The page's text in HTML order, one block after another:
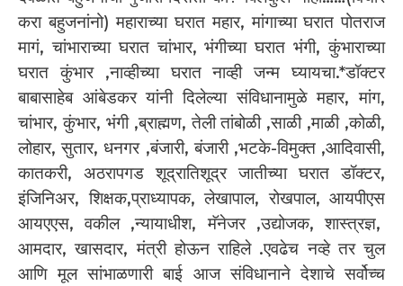
करा बहुजनांनो) महाराच्या घरात महार, मांगाच्या घरात पोतराज
मागं, चांभाराच्या घरात चांभार, भंगीच्या घरात भंगी, कुंभाराच्या
घरात कुंभार ,नाव्हीच्या घरात नाव्ही जन्म घ्यायचा.*डॉक्टर
बाबासाहेब आंबेडकर यांनी दिलेल्या संविधानामुळे महार, मांग,
चांभार, कुंभार, भंगी ,ब्राह्मण, तेली तांबोळी ,साळी ,माळी ,कोळी,
लोहार, सुतार, धनगर ,बंजारी, बंजारी ,भटके-विमुक्त ,आदिवासी,
कातकरी, अठरापगड शूद्रातिशूद्र जातीच्या घरात डॉक्टर,
इंजिनिअर, शिक्षक,प्राध्यापक, लेखापाल, रोखपाल, आयपीएस
आयएएस, वकील ,न्यायाधीश, मॅनेजर ,उद्योजक, शास्त्रज्ञ,
आमदार, खासदार, मंत्री होऊन राहिले .एवढेच नव्हे तर चुल
आणि मूल सांभाळणारी बाई आज संविधानाने देशाचे सर्वोच्च